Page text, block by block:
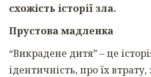
схожість історії зла.
Прустова мадленка
“Викрадене дитя” – це
ідентичність, про їх втрату,